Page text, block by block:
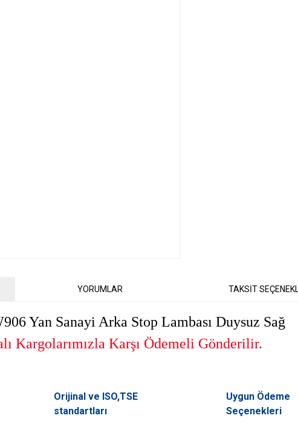
YORUMLAR TAKSİT
Yan Sanayi Arka Stop Lambası Duysuz Sağ
Kargolarımızla Karşı Ödemeli Gönderilir.
Bu ürüne ilk yorumu siz yapın!
Orijinal ve ISO,TSE
standartları
Uygun Ödeme
Seçenekleri